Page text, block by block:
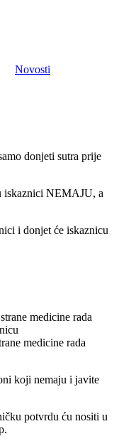
Novosti
donjeti sutra prije
iskaznici NEMAJU, a
i donjet će iskaznicu
medicine rada
medicine rada
koji nemaju i javite
potvrdu ću nositi u